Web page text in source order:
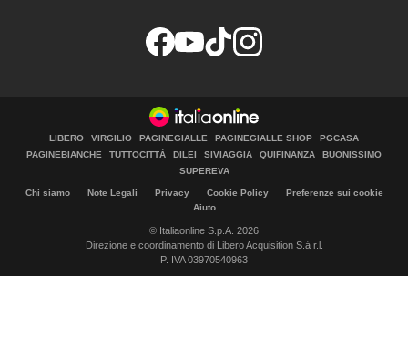
LIBERO VIRGILIO PAGINEGIALLE PAGINEGIALLE SHOP
PGCASA
PAGINEBIANCHE
TUTTOCITTÀ DILEI SIVIAGGIA QUIFINANZA
BUONISSIMO
SUPEREVA
Chi siamo Note Legali Privacy Cookie Policy
Preferenze sui cookie
Aiuto
© Italiaonline S.p.A. 2026
Direzione e coordinamento di Libero Acquisition S.á r.l.
P. IVA 03970540963